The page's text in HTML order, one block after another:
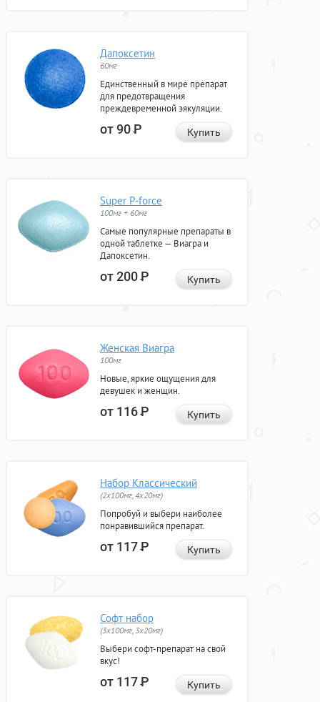
Дапоксетин
60мг
Единственный в мире препарат
для предотвращения
преждевременной эякуляции.
от 90Р Купить
Super P-force
100мг + 60мг
Самые популярные препараты в
одной таблетке — Виагра и
Дапоксетин.
от 200Р Купить
Женская Виагра
100мг
Новые, яркие ощущения для
девушек и женщин.
от 116Р Купить
Набор Классический
(2x100мг, 4x20мг)
Попробуй и выбери наиболее
понравившийся препарат.
от 117Р Купить
Софт набор
(3x100мг, 3x20мг)
Выбери софт-препарат на свой
вкус!
от 117Р Купить